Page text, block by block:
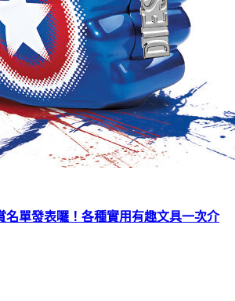
名單發表囉！各種實用有趣文具一次介